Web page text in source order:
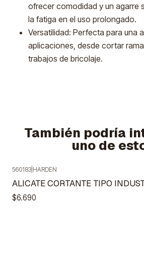
ofrecer comodidad y un agarre
la fatiga en el uso prolongado.
Versatilidad: Perfecta para una
aplicaciones, desde cortar
trabajos de bricolaje.
También podría
uno de
560183 HARDEN
ALICATE CORTANTE TIPO
$6.690